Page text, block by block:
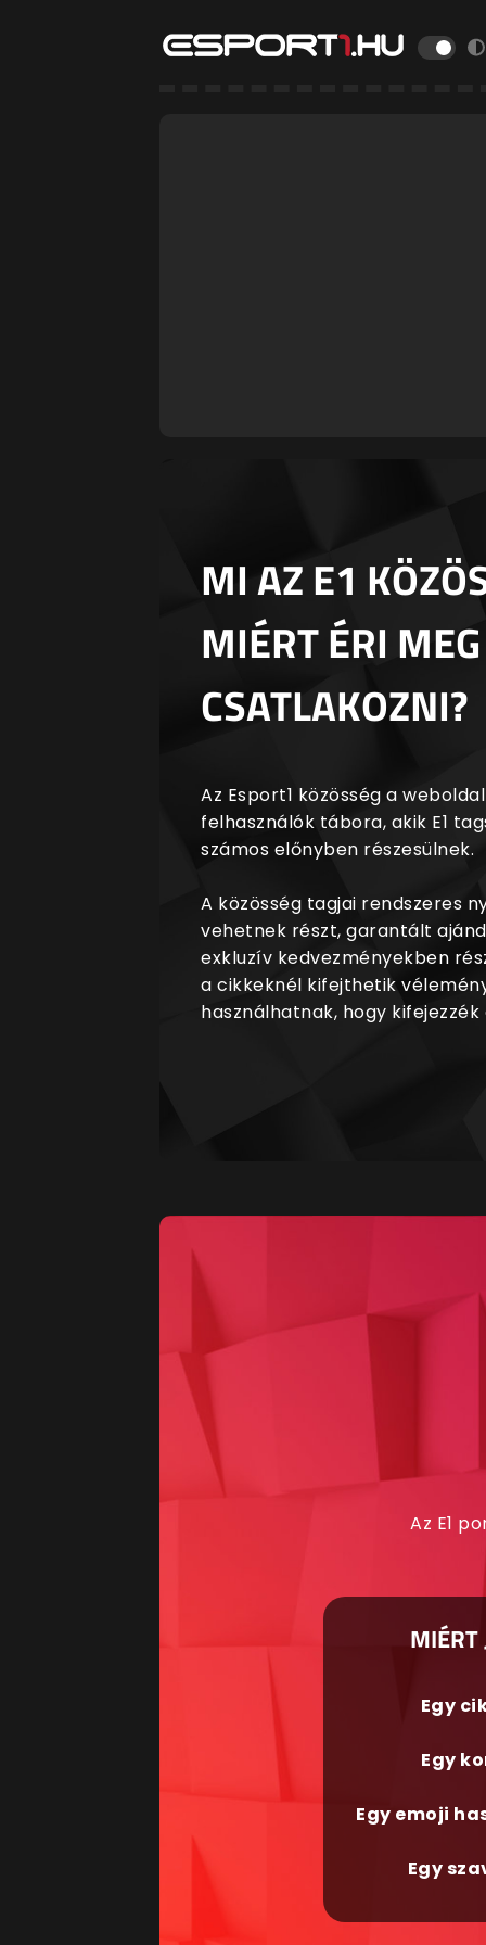
MI AZ E1
MIÉRT ÉRI MEG
CSATLAKOZNI?
Az Esport1 közösség a
felhasználók tábora, akik E1
számos előnyben részesülnek.
A közösség tagjai rendszeres
vehetnek részt, garantált
exkluzív kedvezményekben
a cikkeknél kifejthetik
használhatnak, hogy
Az E1
MIÉRT
Egy
Egy
Egy emoji
Egy